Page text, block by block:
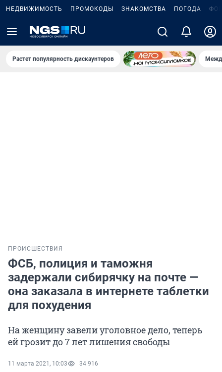
НЕДВИЖИМОСТЬ ПРОМОКОДЫ ЗНАКОМСТВА ПОГОДА
Растет популярность дискаунтеров
ПРОИСШЕСТВИЯ
ФСБ, полиция и таможня
задержали сибирячку на почте —
она заказала в интернете таблетки
для похудения
На женщину завели уголовное дело, теперь
ей грозит до 7 лет лишения свободы
11 марта 2021, 10:03 34 916